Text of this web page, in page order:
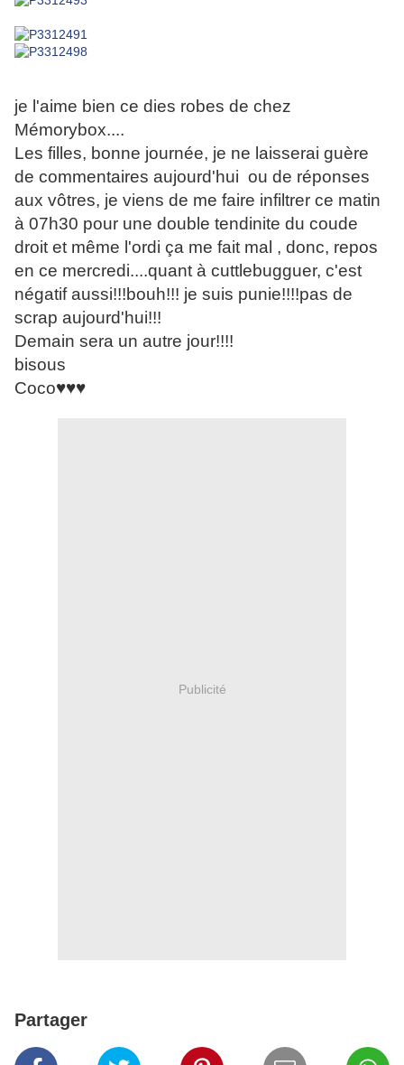
je l'aime bien ce dies robes de chez
Mémorybox....
Les filles, bonne journée, je ne laisserai guère
de commentaires aujourd'hui ou de réponses
aux vôtres, je viens de me faire infiltrer ce matin
à 07h30 pour une double tendinite du coude
droit et même l'ordi ça me fait mal , donc, repos
en ce mercredi....quant à cuttlebugguer, c'est
négatif aussi!!!bouh!!! je suis punie!!!!pas de
scrap aujourd'hui!!!
Demain sera un autre jour!!!!
bisous
Coco♥♥♥
Publicité
Partager